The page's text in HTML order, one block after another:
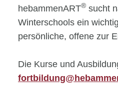
hebammenART® sucht
Winterschools ein
persönliche, offene zur
Die Kurse und